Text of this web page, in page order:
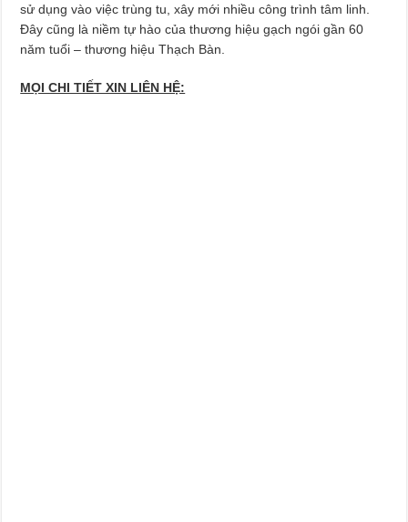
sử dụng vào việc trùng tu, xây mới nhiều công trình tâm linh.
Đây cũng là niềm tự hào của thương hiệu gạch ngói gần 60
năm tuổi – thương hiệu Thạch Bàn.
MỌI CHI TIẾT XIN LIÊN HỆ: